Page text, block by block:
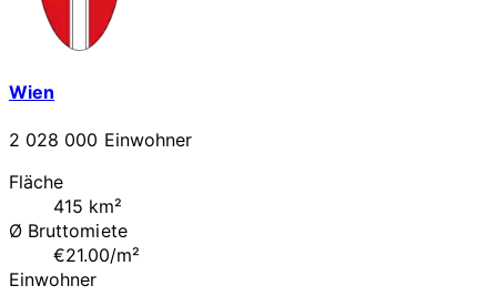
Wien
2 028 000 Einwohner
Fläche
415 km²
Ø Bruttomiete
€21.00/m²
Einwohner